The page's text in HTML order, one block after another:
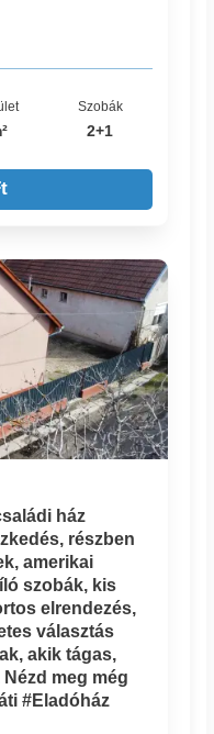
Szobák
2+1
ház
részben
amerikai
szobák, kis
elrendezés,
választás
akik tágas,
meg még
#Eladóház